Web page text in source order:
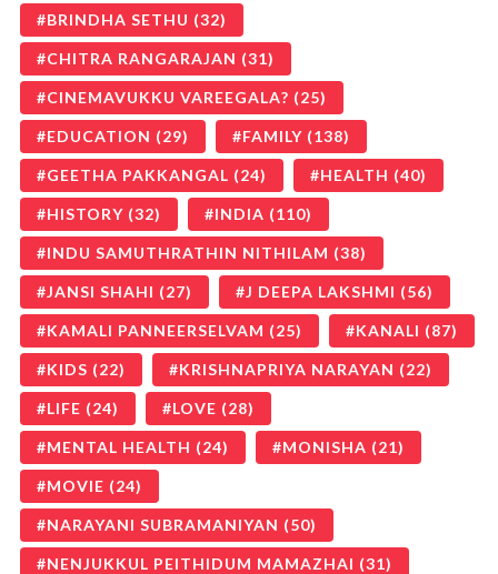
BRINDHA SETHU (32)
CHITRA RANGARAJAN (31)
CINEMAVUKKU VAREEGALA? (25)
EDUCATION (29) FAMILY (138)
GEETHA PAKKANGAL (24) HEALTH (40)
HISTORY (32) INDIA (110)
INDU SAMUTHRATHIN NITHILAM (38)
JANSI SHAHI (27) J DEEPA LAKSHMI (56)
KAMALI PANNEERSELVAM (25) KANALI (87)
KIDS (22) KRISHNAPRIYA NARAYAN (22)
LIFE (24) LOVE (28)
MENTAL HEALTH (24) MONISHA (21)
MOVIE (24)
NARAYANI SUBRAMANIYAN (50)
NENJUKKUL PEITHIDUM MAMAZHAI (31)